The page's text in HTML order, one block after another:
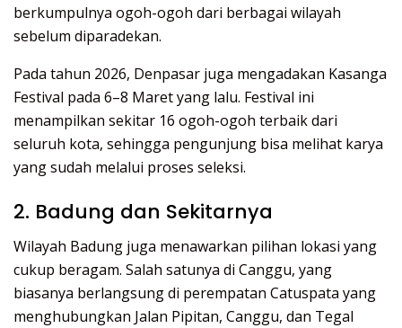
berkumpulnya ogoh-ogoh dari berbagai wilayah
sebelum diparadekan.
Pada tahun 2026, Denpasar juga mengadakan Kasanga
Festival pada 6–8 Maret yang lalu. Festival ini
menampilkan sekitar 16 ogoh-ogoh terbaik dari
seluruh kota, sehingga pengunjung bisa melihat karya
yang sudah melalui proses seleksi.
2. Badung dan Sekitarnya
Wilayah Badung juga menawarkan pilihan lokasi yang
cukup beragam. Salah satunya di Canggu, yang
biasanya berlangsung di perempatan Catuspata yang
menghubungkan Jalan Pipitan, Canggu, dan Tegal